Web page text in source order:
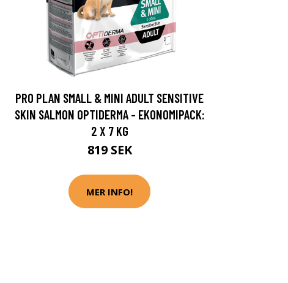
PRO PLAN SMALL & MINI ADULT SENSITIVE
SKIN SALMON OPTIDERMA - EKONOMIPACK:
2 X 7 KG
819 SEK
MER INFO!